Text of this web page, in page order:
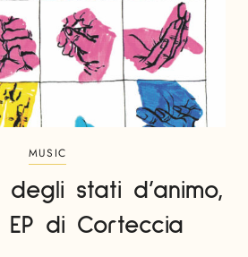
MUSIC
degli stati d’animo,
EP di Corteccia